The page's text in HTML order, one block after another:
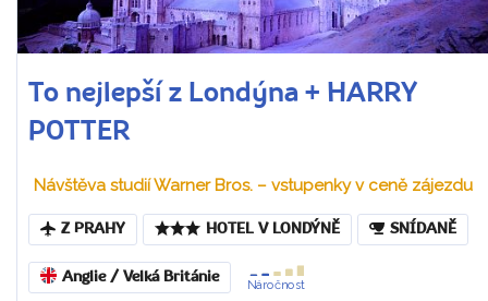
To nejlepší z Londýna + HARRY
POTTER
Návštěva studií Warner Bros. – vstupenky v ceně zájezdu
Z PRAHY HOTEL V LONDÝNĚ SNÍDANĚ
Anglie / Velká Británie
Náročnost